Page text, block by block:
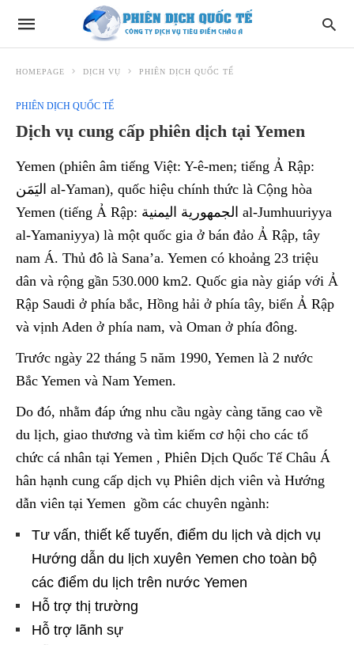
HOMEPAGE DỊCH VỤ PHIÊN DỊCH QUỐC TẾ
PHIÊN DỊCH QUỐC TẾ
Dịch vụ cung cấp phiên dịch tại Yemen
Yemen (phiên âm tiếng Việt: Y-ê-men; tiếng Ả Rập:
اليَمَن al-Yaman), quốc hiệu chính thức là Cộng hòa
Yemen (tiếng Ả Rập: الجمهورية اليمنية al-Jumhuuriyya
al-Yamaniyya) là một quốc gia ở bán đảo Ả Rập, tây
nam Á. Thủ đô là Sana’a. Yemen có khoảng 23 triệu
dân và rộng gần 530.000 km2. Quốc gia này giáp với Ả
Rập Saudi ở phía bắc, Hồng hải ở phía tây, biển Ả Rập
và vịnh Aden ở phía nam, và Oman ở phía đông.
Trước ngày 22 tháng 5 năm 1990, Yemen là 2 nước
Bắc Yemen và Nam Yemen.
Do đó, nhằm đáp ứng nhu cầu ngày càng tăng cao về
du lịch, giao thương và tìm kiếm cơ hội cho các tổ
chức cá nhân tại Yemen , Phiên Dịch Quốc Tế Châu Á
hân hạnh cung cấp dịch vụ Phiên dịch viên và Hướng
dẫn viên tại Yemen gồm các chuyên ngành:
Tư vấn, thiết kế tuyến, điểm du lịch và dịch vụ
Hướng dẫn du lịch xuyên Yemen cho toàn bộ
các điểm du lịch trên nước Yemen
Hỗ trợ thị trường
Hỗ trợ lãnh sự